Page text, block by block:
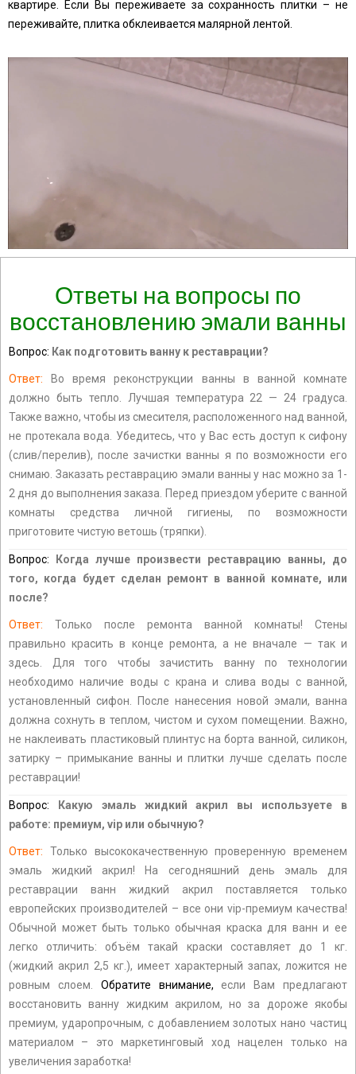
квартире. Если Вы переживаете за сохранность плитки – не
переживайте, плитка обклеивается малярной лентой.
Ответы на вопросы по
восстановлению эмали ванны
Вопрос: Как подготовить ванну к реставрации?
Ответ: Во время реконструкции ванны в ванной комнате
должно быть тепло. Лучшая температура 22 — 24 градуса.
Также важно, чтобы из смесителя, расположенного над ванной,
не протекала вода. Убедитесь, что у Вас есть доступ к сифону
(слив/перелив), после зачистки ванны я по возможности его
снимаю. Заказать реставрацию эмали ванны у нас можно за 1-
2 дня до выполнения заказа. Перед приездом уберите с ванной
комнаты средства личной гигиены, по возможности
приготовите чистую ветошь (тряпки).
Вопрос:
Когда лучше произвести реставрацию ванны, до
того, когда будет сделан ремонт в ванной комнате, или
после?
Ответ: Только после ремонта ванной комнаты! Стены
правильно красить в конце ремонта, а не вначале — так и
здесь. Для того чтобы зачистить ванну по технологии
необходимо наличие воды с крана и слива воды с ванной,
установленный сифон. После нанесения новой эмали, ванна
должна сохнуть в теплом, чистом и сухом помещении. Важно,
не наклеивать пластиковый плинтус на борта ванной, силикон,
затирку – примыкание ванны и плитки лучше сделать после
реставрации!
Вопрос:
Какую эмаль жидкий акрил вы используете в
работе: премиум, vip или обычную?
Ответ: Только высококачественную проверенную временем
эмаль жидкий акрил! На сегодняшний день эмаль для
реставрации ванн жидкий акрил поставляется только
европейских производителей – все они vip-премиум качества!
Обычной может быть только обычная краска для ванн и ее
легко отличить: объём такай краски составляет до 1 кг.
(жидкий акрил 2,5 кг.), имеет характерный запах, ложится не
ровным слоем. Обратите внимание, если Вам предлагают
восстановить ванну жидким акрилом, но за дороже якобы
премиум, ударопрочным, с добавлением золотых нано частиц
материалом – это маркетинговый ход нацелен только на
увеличения заработка!